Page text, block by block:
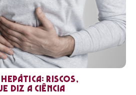
hepática: riscos,
diz a ciência